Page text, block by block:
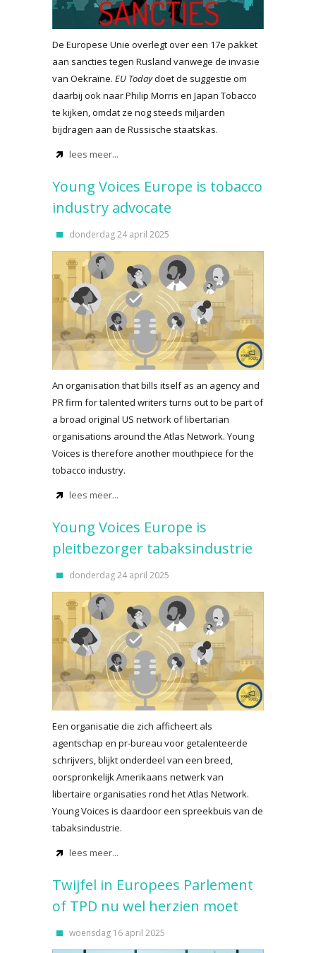
De Europese Unie overlegt over een 17e pakket
aan sancties tegen Rusland vanwege de invasie
van Oekraïne. EU Todaydoet de suggestie om
daarbij ook naar Philip Morris en Japan Tobacco
te kijken, omdat ze nog steeds miljarden
bijdragen aan de Russische staatskas.
lees meer...
Young Voices Europe is tobacco
industry advocate
donderdag 24 april 2025
An organisation that bills itself as an agency and
PR firm for talented writers turns out to be part of
a broad original US network of libertarian
organisations around the Atlas Network. Young
Voices is therefore another mouthpiece for the
tobacco industry.
lees meer...
Young Voices Europe is
pleitbezorger tabaksindustrie
donderdag 24 april 2025
Een organisatie die zich afficheert als
agentschap en pr-bureau voor getalenteerde
schrijvers, blijkt onderdeel van een breed,
oorspronkelijk Amerikaans netwerk van
libertaire organisaties rond het Atlas Network.
Young Voices is daardoor een spreekbuis van de
tabaksindustrie.
lees meer...
Twijfel in Europees Parlement
of TPD nu wel herzien moet
woensdag 16 april 2025